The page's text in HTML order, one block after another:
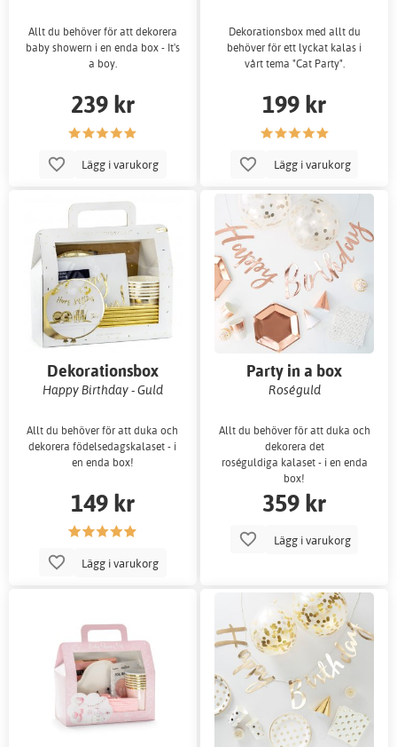
Allt du behöver för att dekorera
baby showern i en enda box - It's
a boy.
239 kr
Lägg i varukorg
Dekorationsbox med allt du
behöver för ett lyckat kalas i
vårt tema "Cat Party".
199 kr
Lägg i varukorg
Dekorationsbox
Happy Birthday - Guld
Allt du behöver för att duka och
dekorera födelsedagskalaset - i
en enda box!
149 kr
Lägg i varukorg
Party in a box
Roséguld
Allt du behöver för att duka och
dekorera det
roséguldiga kalaset - i en enda
box!
359 kr
Lägg i varukorg